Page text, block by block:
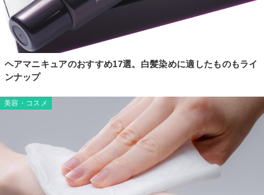
ヘアマニキュアのおすすめ17選。白髪染めに適したものもライ
ンナップ
美容・コスメ